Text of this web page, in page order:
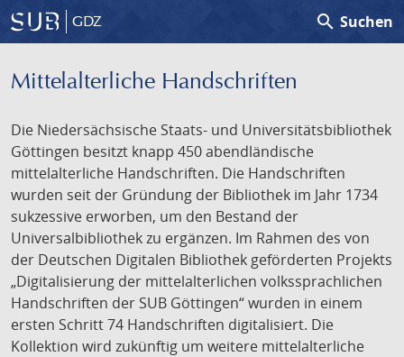
GDZ search Suchen
Mittelalterliche Handschriften
Die Niedersächsische Staats- und Universitätsbibliothek
Göttingen besitzt knapp 450 abendländische
mittelalterliche Handschriften. Die Handschriften
wurden seit der Gründung der Bibliothek im Jahr 1734
sukzessive erworben, um den Bestand der
Universalbibliothek zu ergänzen. Im Rahmen des von
der Deutschen Digitalen Bibliothek geförderten Projekts
„Digitalisierung der mittelalterlichen volkssprachlichen
Handschriften der SUB Göttingen“ wurden in einem
ersten Schritt 74 Handschriften digitalisiert. Die
Kollektion wird zukünftig um weitere mittelalterliche